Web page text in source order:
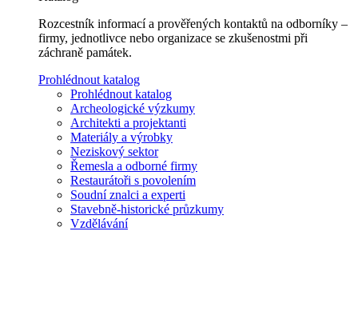
Rozcestník informací a prověřených kontaktů na odborníky –
firmy, jednotlivce nebo organizace se zkušenostmi při
záchraně památek.
Prohlédnout katalog
Prohlédnout katalog
Archeologické výzkumy
Architekti a projektanti
Materiály a výrobky
Neziskový sektor
Řemesla a odborné firmy
Restaurátoři s povolením
Soudní znalci a experti
Stavebně-historické průzkumy
Vzdělávání